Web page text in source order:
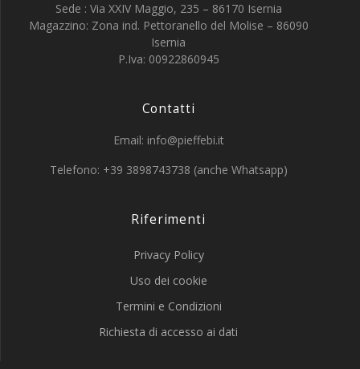
Sede : Via XXIV Maggio, 235 – 86170 Isernia
Magazzino: Zona ind. Pettoranello del Molise – 86090
Isernia
P.Iva: 00922860945
Contatti
Email: info@pieffebi.it
Telefono: +39 3898743738 (anche Whatsapp)
Riferimenti
Privacy Policy
Uso dei cookie
Termini e Condizioni
Richiesta di accesso ai dati